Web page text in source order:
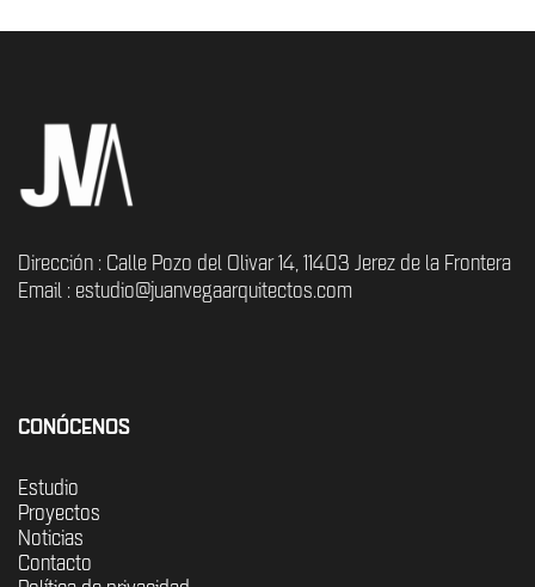
Dirección : Calle Pozo del Olivar 14, 11403 Jerez de la Frontera
Email : estudio@juanvegaarquitectos.com
CONÓCENOS
Estudio
Proyectos
Noticias
Contacto